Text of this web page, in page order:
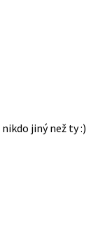
nikdo jiný než ty :)